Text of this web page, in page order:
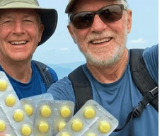
Defender X Mydin
Dunia FIFA 2026
terlepas adili final Piala
Dunia sudah diatur
dan raganya